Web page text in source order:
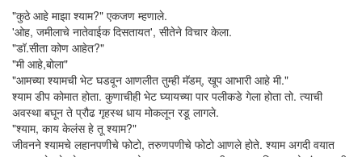
"कुठे आहे माझा श्याम?" एकजण म्हणाले.
'ओह, जमीलाचे नातेवाईक दिसतायत', सीतेने विचार केला.
"डॉ.सीता कोण आहेत?"
"मी आहे,बोला"
"आमच्या श्यामची भेट घडवून आणलीत तुम्ही मॅडम्, खूप आभारी आहे मी."
श्याम डीप कोमात होता. कुणाचीही भेट घ्यायच्या पार पलीकडे गेला होता तो. त्याची
अवस्था बघून ते प्रौढ गृहस्थ धाय मोकलून रडू लागले.
"श्याम, काय केलंस हे तू श्याम?"
जीवनने श्यामचे लहानपणीचे फोटो, तरुणपणीचे फोटो आणले होते. श्याम अगदी वयात